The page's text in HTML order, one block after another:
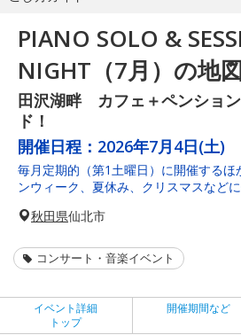
PIANO SOLO &
NIGHT（7月）の地
田沢湖畔 カフェ＋ペンショ
ド！
開催日程： 2026年7月4日(土)
毎月定期的（第1土曜日）に開催する
ンウィーク、夏休み、クリスマスなど
秋田県仙北市
コンサート・音楽イベント
イベント詳細
トップ
開催期間など